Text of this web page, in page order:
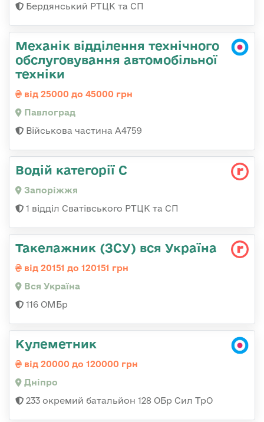
Бердянський РТЦК та СП
Механік відділення технічного
обслуговування автомобільної
техніки
від 25000 до 45000 грн
Павлоград
Військова частина А4759
Водій категорії С
Запоріжжя
1 відділ Сватівського РТЦК та СП
Такелажник (ЗСУ) вся Україна
від 20151 до 120151 грн
Вся Україна
116 ОМБр
Кулеметник
від 20000 до 120000 грн
Дніпро
233 окремий батальйон 128 ОБр Сил ТрО